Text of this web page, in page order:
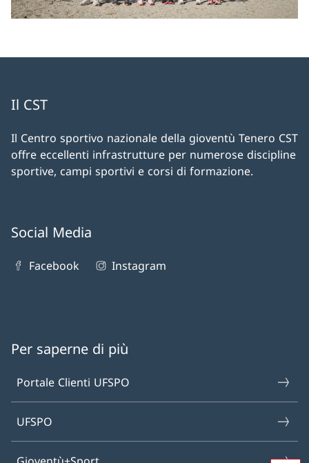
Il CST
Il Centro sportivo nazionale della gioventù Tenero CST
offre eccellenti infrastrutture per numerose discipline
sportive, campi sportivi e corsi di formazione.
Social Media
Facebook Instagram
Per saperne di più
Portale Clienti UFSPO
UFSPO